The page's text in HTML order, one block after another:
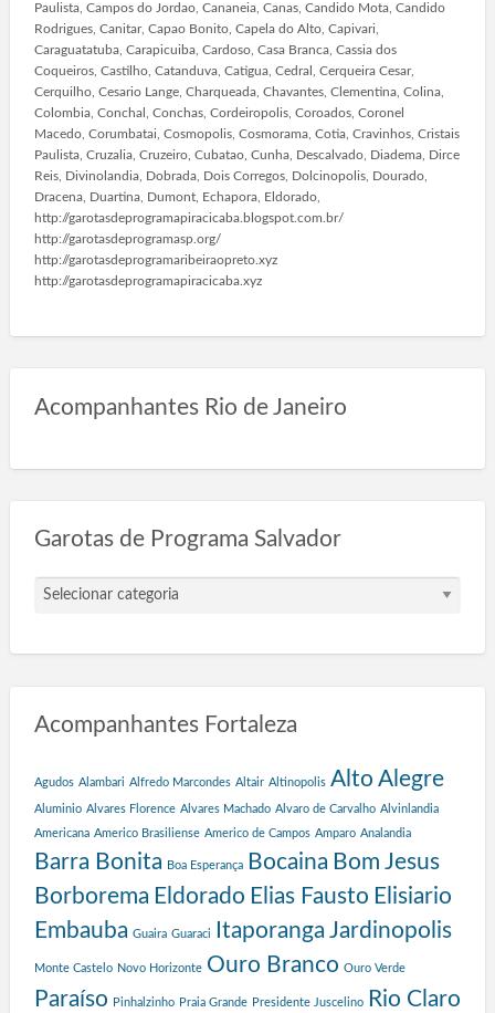
Paulista, Campos do Jordao, Cananeia, Canas, Candido Mota, Candido
Rodrigues, Canitar, Capao Bonito, Capela do Alto, Capivari,
Caraguatatuba, Carapicuiba, Cardoso, Casa Branca, Cassia dos
Coqueiros, Castilho, Catanduva, Catigua, Cedral, Cerqueira Cesar,
Cerquilho, Cesario Lange, Charqueada, Chavantes, Clementina, Colina,
Colombia, Conchal, Conchas, Cordeiropolis, Coroados, Coronel
Macedo, Corumbatai, Cosmopolis, Cosmorama, Cotia, Cravinhos, Cristais
Paulista, Cruzalia, Cruzeiro, Cubatao, Cunha, Descalvado, Diadema, Dirce
Reis, Divinolandia, Dobrada, Dois Corregos, Dolcinopolis, Dourado,
Dracena, Duartina, Dumont, Echapora, Eldorado,
http://garotasdeprogramapiracicaba.blogspot.com.br/
http://garotasdeprogramasp.org/
http://garotasdeprogramaribeiraopreto.xyz
http://garotasdeprogramapiracicaba.xyz
Acompanhantes Rio de Janeiro
Garotas de Programa Salvador
o
s
g
r
m
a
Acompanhantes Fortaleza
Agudos Alambari Alfredo Marcondes Altair Altinopolis Alto Alegre
Aluminio Alvares Florence Alvares Machado Alvaro de Carvalho Alvinlandia
Americana Americo Brasiliense Americo de Campos Amparo Analandia
Barra Bonita Boa Esperança Bocaina Bom Jesus
Borborema Eldorado Elias Fausto Elisiario
Embauba Guaira Guaraci Itaporanga Jardinopolis
Monte Castelo Novo Horizonte Ouro Branco Ouro Verde
Paraíso Pinhalzinho Praia Grande Presidente Juscelino Rio Claro